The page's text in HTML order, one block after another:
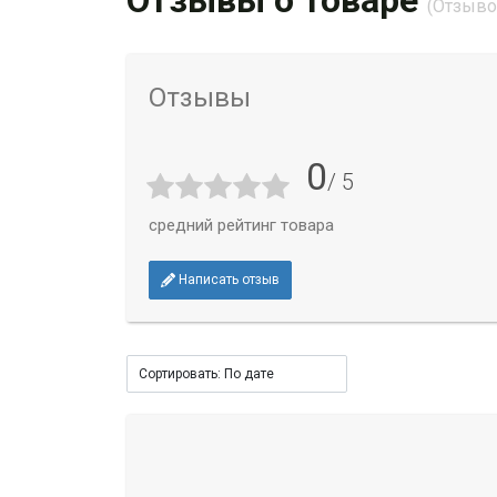
Отзывы
0/ 5
средний рейтинг товара
Написать отзыв